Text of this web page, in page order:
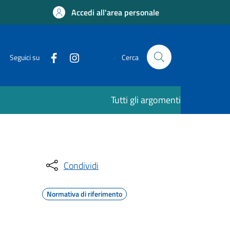
Accedi all'area personale
Seguici su Cerca
Tutti gli argomenti
Condividi
Normativa di riferimento